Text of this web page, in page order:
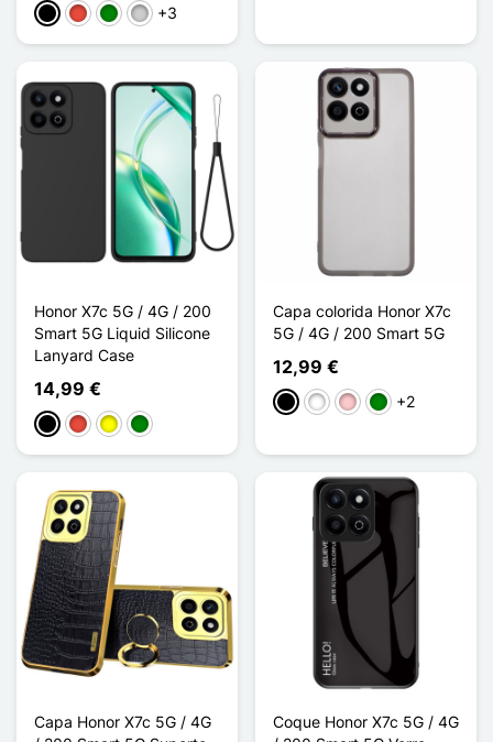
PretoVermelho
VerdePrata+3
Honor X7c 5G / 4G / 200
Smart 5G Liquid Silicone
Lanyard Case
14,99 €
PretoVermelho
Amarelo
Verde
Capa colorida Honor X7c
5G / 4G / 200 Smart 5G
12,99 €
PretoBrancoRosaVerde
+2
Capa Honor X7c 5G / 4G
Coque Honor X7c 5G / 4G